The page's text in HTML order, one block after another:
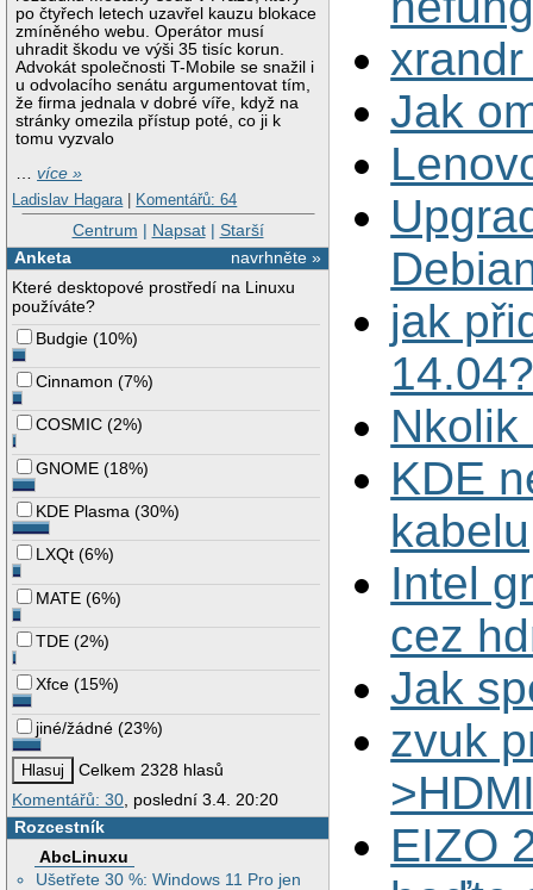
po čtyřech letech uzavřel kauzu blokace
zmíněného webu. Operátor musí
uhradit škodu ve výši 35 tisíc korun.
Advokát společnosti T-Mobile se snažil i
u odvolacího senátu argumentovat tím,
že firma jednala v dobré víře, když na
stránky omezila přístup poté, co ji k
tomu vyzvalo
…více »
Ladislav Hagara | Komentářů: 64
Centrum | Napsat| Starší
navrhněte »
Anketa
Které desktopové prostředí na Linuxu
používáte?
Budgie (10%)
Cinnamon (7%)
COSMIC (2%)
GNOME (18%)
KDE Plasma (30%)
LXQt (6%)
MATE (6%)
TDE (2%)
Xfce (15%)
jiné/žádné (23%)
Celkem 2328 hlasů
Komentářů: 30, poslední 3.4. 20:20
Rozcestník
AbcLinuxu
Ušetřete 30 %: Windows 11 Pro jen
Jak
jak
KDE
Intel
cez
Jak
zvuk
EIZO